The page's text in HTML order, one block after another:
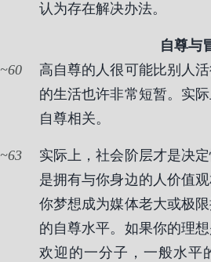
认为存在解决办法。
自尊与
60
高自尊的人很可能比别人
的生活也许非常短暂。实
自尊相关。
63
实际上，社会阶层才是决
是拥有与你身边的人价值
你梦想成为媒体老大或极
的自尊水平。如果你的理
欢迎的一分子，一般水平